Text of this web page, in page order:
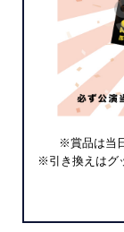
※賞品は当
※引き換えはグ